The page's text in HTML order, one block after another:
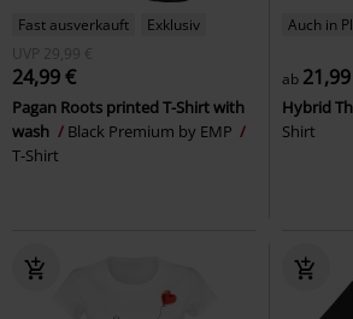
Fast ausverkauft
Exklusiv
UVP
29,99 €
24,99 €
Pagan Roots printed T-Shirt with
wash
Black Premium by EMP
T-Shirt
Auch in
ab
Hybrid
Shirt